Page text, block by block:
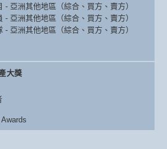
- 亞洲其他地區（綜合、買方、賣方）
- 亞洲其他地區（綜合、買方、賣方）
- 亞洲其他地區（綜合、買方、賣方）
大獎